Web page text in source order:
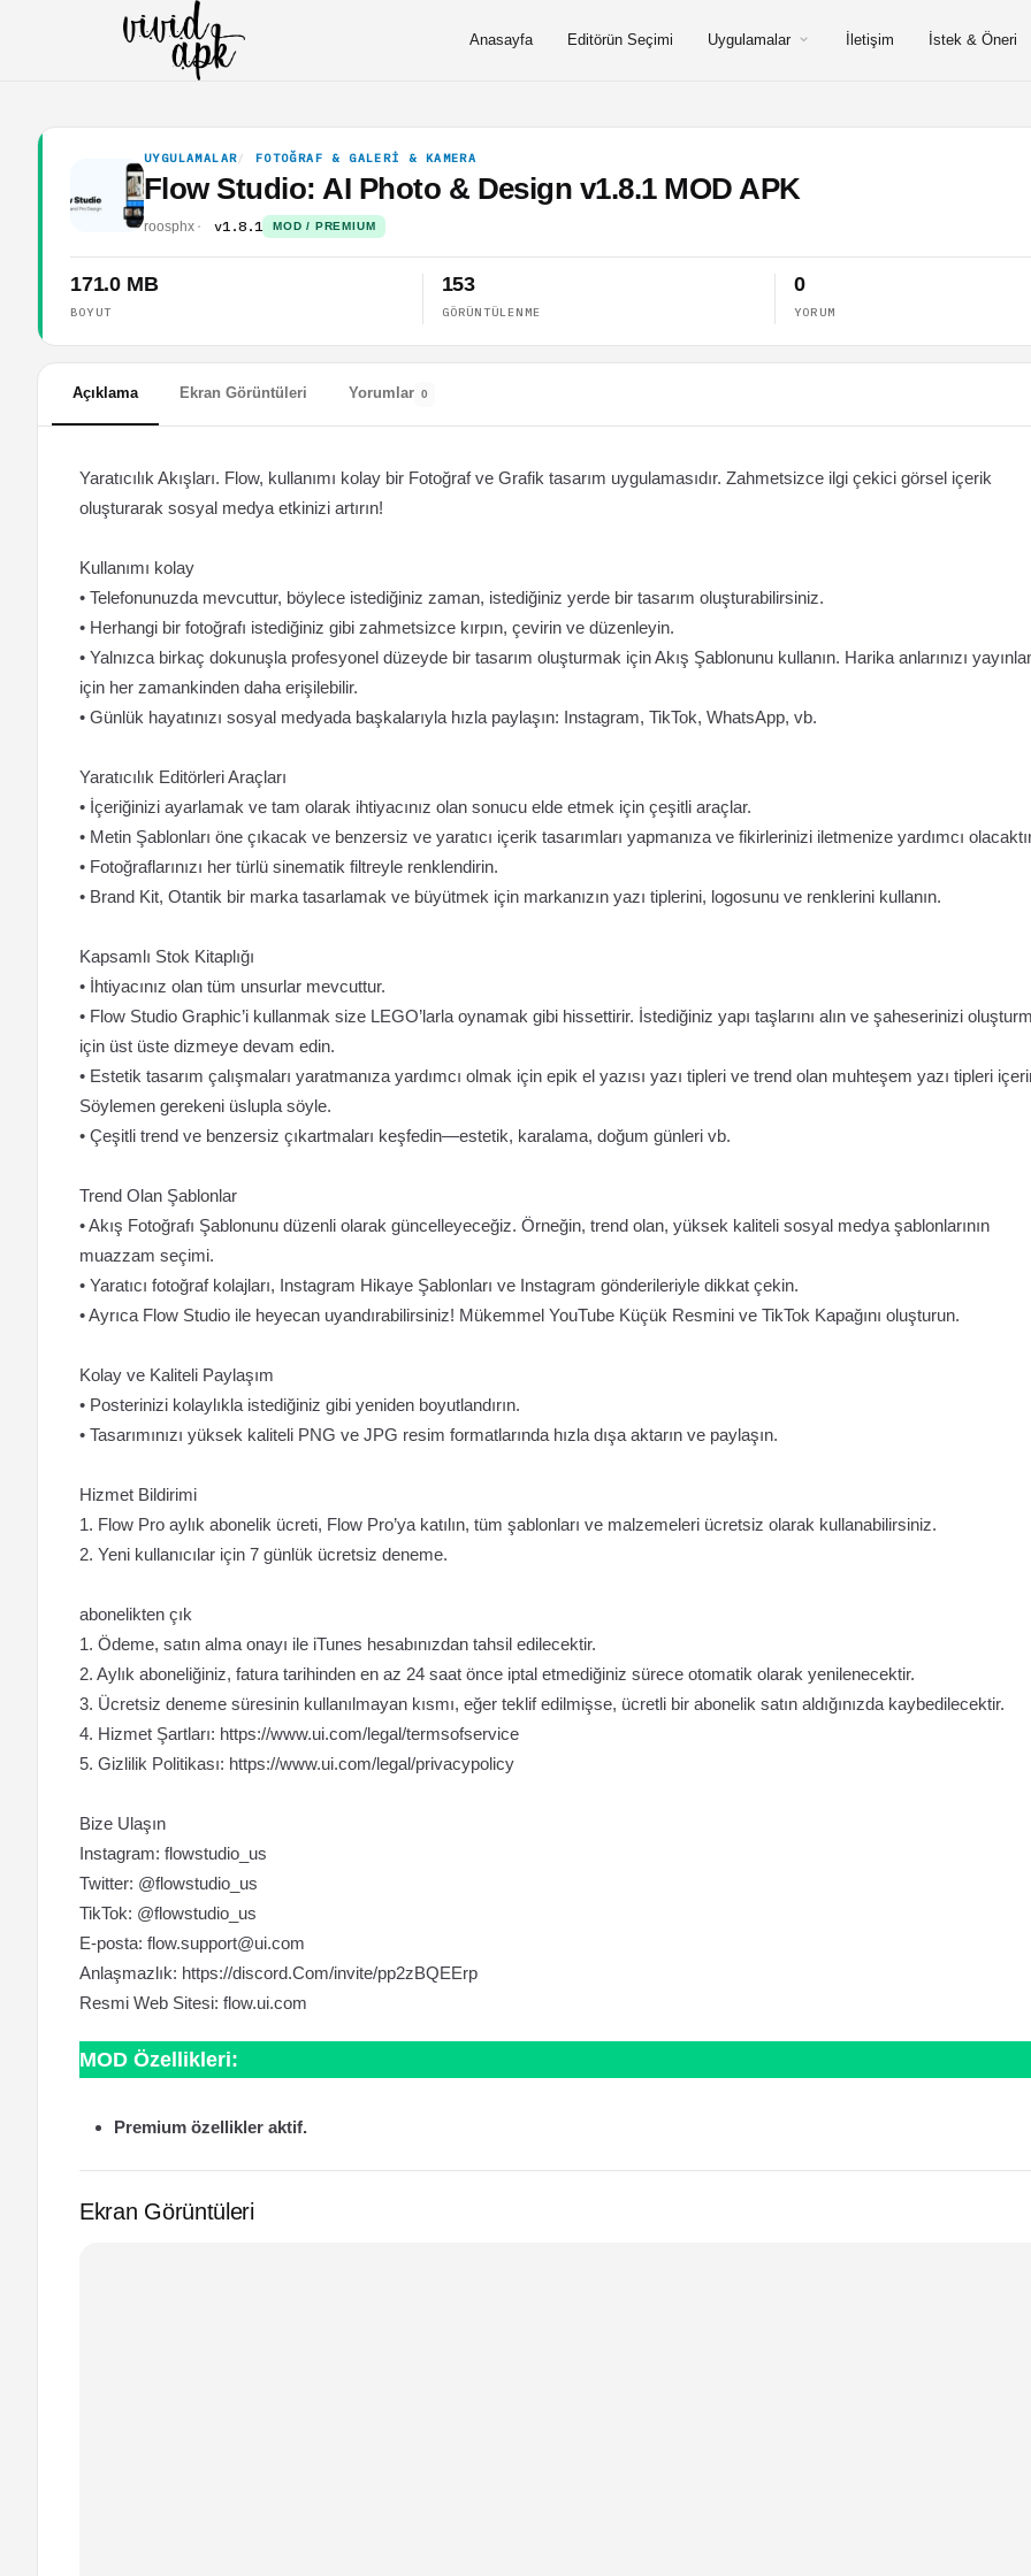
Anasayfa Editörün Seçimi Uygulamalar İletişim İstek & Öneri
UYGULAMALAR FOTOĞRAF & GALERI & KAMERA
Flow Studio: AI Photo & Design v1.8.1 MOD APK
roosphx v1.8.1 MOD / PREMIUM
171.0 MB
BOYUT
153
GÖRÜNTÜLENME
0
YORUM
Açıklama Ekran Görüntüleri Yorumlar 0
Yaratıcılık Akışları. Flow, kullanımı kolay bir Fotoğraf ve Grafik tasarım uygulamasıdır. Zahmetsizce ilgi çekici görsel içerik
oluşturarak sosyal medya etkinizi artırın!
Kullanımı kolay
• Telefonunuzda mevcuttur, böylece istediğiniz zaman, istediğiniz yerde bir tasarım oluşturabilirsiniz.
• Herhangi bir fotoğrafı istediğiniz gibi zahmetsizce kırpın, çevirin ve düzenleyin.
• Yalnızca birkaç dokunuşla profesyonel düzeyde bir tasarım oluşturmak için Akış Şablonunu kullanın. Harika anlarınızı
için her zamankinden daha erişilebilir.
• Günlük hayatınızı sosyal medyada başkalarıyla hızla paylaşın: Instagram, TikTok, WhatsApp, vb.
Yaratıcılık Editörleri Araçları
• İçeriğinizi ayarlamak ve tam olarak ihtiyacınız olan sonucu elde etmek için çeşitli araçlar.
• Metin Şablonları öne çıkacak ve benzersiz ve yaratıcı içerik tasarımları yapmanıza ve fikirlerinizi iletmenize yardımcı
• Fotoğraflarınızı her türlü sinematik filtreyle renklendirin.
• Brand Kit, Otantik bir marka tasarlamak ve büyütmek için markanızın yazı tiplerini, logosunu ve renklerini kullanın.
Kapsamlı Stok Kitaplığı
• İhtiyacınız olan tüm unsurlar mevcuttur.
• Flow Studio Graphic’i kullanmak size LEGO’larla oynamak gibi hissettirir. İstediğiniz yapı taşlarını alın ve şaheserinizi
için üst üste dizmeye devam edin.
• Estetik tasarım çalışmaları yaratmanıza yardımcı olmak için epik el yazısı yazı tipleri ve trend olan muhteşem yazı tipleri
Söylemen gerekeni üslupla söyle.
• Çeşitli trend ve benzersiz çıkartmaları keşfedin—estetik, karalama, doğum günleri vb.
Trend Olan Şablonlar
• Akış Fotoğrafı Şablonunu düzenli olarak güncelleyeceğiz. Örneğin, trend olan, yüksek kaliteli sosyal medya şablonlarının
muazzam seçimi.
• Yaratıcı fotoğraf kolajları, Instagram Hikaye Şablonları ve Instagram gönderileriyle dikkat çekin.
• Ayrıca Flow Studio ile heyecan uyandırabilirsiniz! Mükemmel YouTube Küçük Resmini ve TikTok Kapağını oluşturun.
Kolay ve Kaliteli Paylaşım
• Posterinizi kolaylıkla istediğiniz gibi yeniden boyutlandırın.
• Tasarımınızı yüksek kaliteli PNG ve JPG resim formatlarında hızla dışa aktarın ve paylaşın.
Hizmet Bildirimi
1. Flow Pro aylık abonelik ücreti, Flow Pro’ya katılın, tüm şablonları ve malzemeleri ücretsiz olarak kullanabilirsiniz.
2. Yeni kullanıcılar için 7 günlük ücretsiz deneme.
abonelikten çık
1. Ödeme, satın alma onayı ile iTunes hesabınızdan tahsil edilecektir.
2. Aylık aboneliğiniz, fatura tarihinden en az 24 saat önce iptal etmediğiniz sürece otomatik olarak yenilenecektir.
3. Ücretsiz deneme süresinin kullanılmayan kısmı, eğer teklif edilmişse, ücretli bir abonelik satın aldığınızda kaybedilecektir.
4. Hizmet Şartları: https://www.ui.com/legal/termsofservice
5. Gizlilik Politikası: https://www.ui.com/legal/privacypolicy
Bize Ulaşın
Instagram: flowstudio_us
Twitter: @flowstudio_us
TikTok: @flowstudio_us
E-posta: flow.support@ui.com
Anlaşmazlık: https://discord.Com/invite/pp2zBQEErp
Resmi Web Sitesi: flow.ui.com
MOD Özellikleri:
Premium özellikler aktif.
Ekran Görüntüleri